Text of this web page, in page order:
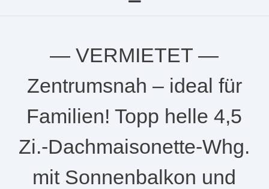
— VERMIETET —
Zentrumsnah – ideal für
Familien! Topp helle 4,5
Zi.-Dachmaisonette-Whg.
mit Sonnenbalkon und